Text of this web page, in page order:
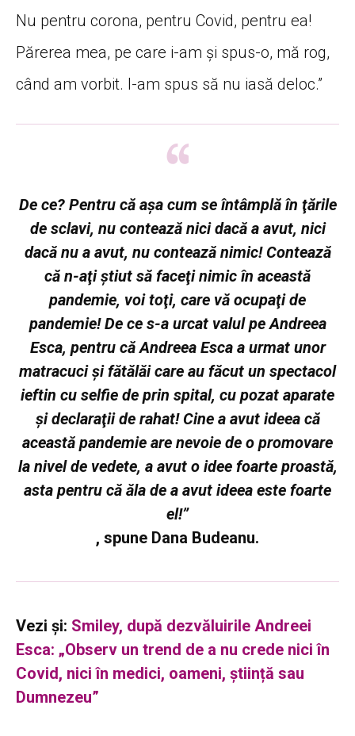
Nu pentru corona, pentru Covid, pentru ea!
Părerea mea, pe care i-am şi spus-o, mă rog,
când am vorbit. I-am spus să nu iasă deloc.”
De ce? Pentru că aşa cum se întâmplă în ţările
de sclavi, nu contează nici dacă a avut, nici
dacă nu a avut, nu contează nimic! Contează
că n-aţi ştiut să faceţi nimic în această
pandemie, voi toţi, care vă ocupaţi de
pandemie! De ce s-a urcat valul pe Andreea
Esca, pentru că Andreea Esca a urmat unor
matracuci şi fătălăi care au făcut un spectacol
ieftin cu selfie de prin spital, cu pozat aparate
şi declaraţii de rahat! Cine a avut ideea că
această pandemie are nevoie de o promovare
la nivel de vedete, a avut o idee foarte proastă,
asta pentru că ăla de a avut ideea este foarte
el!”
, spune Dana Budeanu.
Vezi și: Smiley, după dezvăluirile Andreei
Esca: „Observ un trend de a nu crede nici în
Covid, nici în medici, oameni, știință sau
Dumnezeu”